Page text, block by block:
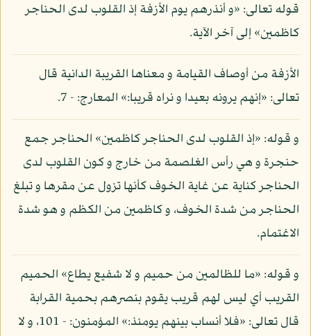
قوله تعالى: «و أنذرهم يوم الأزفة إذ القلوب لدى الحناجر
كاظمين» إلى آخر الآية.
الأزفة من أوصاف القيامة و معناها القريبة الدانية قال
تعالى: «إنهم يرونه بعيدا و نراه قريبا:» المعارج: - 7.
و قوله: «إذ القلوب لدى الحناجر كاظمين» الحناجر جمع
حنجرة و هي رأس الغلصمة من خارج و كون القلوب لدى
الحناجر كناية عن غاية الخوف كأنها تزول عن مقرها و تبلغ
الحناجر من شدة الخوف، و كاظمين من الكظم و هو شدة
الاغتمام.
و قوله: «ما للظالمين من حميم و لا شفيع يطاع» الحميم
القريب أي ليس لهم قريب يقوم بنصرهم بحمية القرابة
قال تعالى: «فلا أنساب بينهم يومئذ:» المؤمنون: - 101، و لا